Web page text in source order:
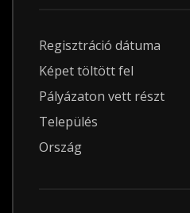
Regisztráció dátuma
Képet töltött fel
Pályázaton vett részt
Település
Ország